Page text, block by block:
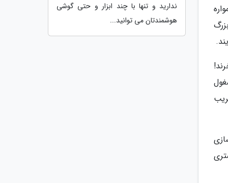
ندارید و تنها با چند ابزار و حتی گوشی
هوشمندتان می توانید...